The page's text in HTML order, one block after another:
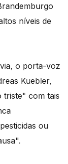
níveis de
o porta-voz
Kuebler,
triste" com tais
ou